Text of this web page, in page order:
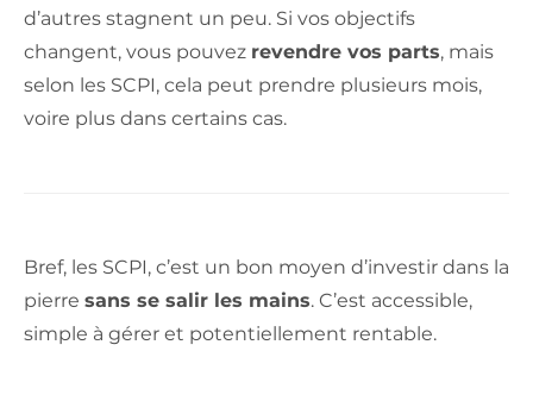
d’autres stagnent un peu. Si vos objectifs
changent, vous pouvez revendre vos parts, mais
selon les SCPI, cela peut prendre plusieurs mois,
voire plus dans certains cas.
Bref, les SCPI, c’est un bon moyen d’investir dans la
pierre sans se salir les mains. C’est accessible,
simple à gérer et potentiellement rentable.